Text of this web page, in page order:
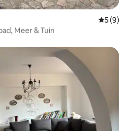
5 (9)
Meer & Tuin